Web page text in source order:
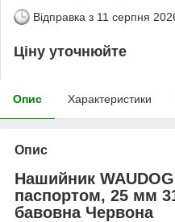
Відправка з 11 серпня
Ціну уточнюйте
Опис Характеристики
Опис
Нашийник
паспортом, 25 мм
бавовна Червона